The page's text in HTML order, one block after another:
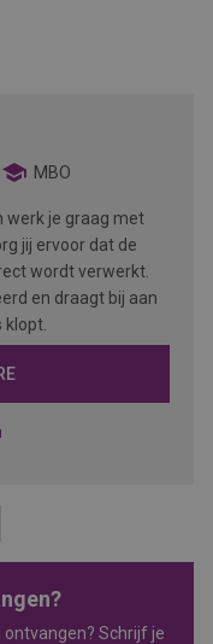
MBO
werk je graag met
jij ervoor dat de
wordt verwerkt.
en draagt bij aan
Schrijf je